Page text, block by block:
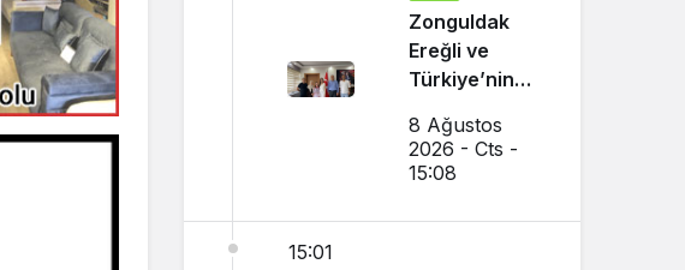
Zonguldak
Ereğli ve
Türkiye’nin
8 Ağustos
2026 - Cts -
15:08
15:01